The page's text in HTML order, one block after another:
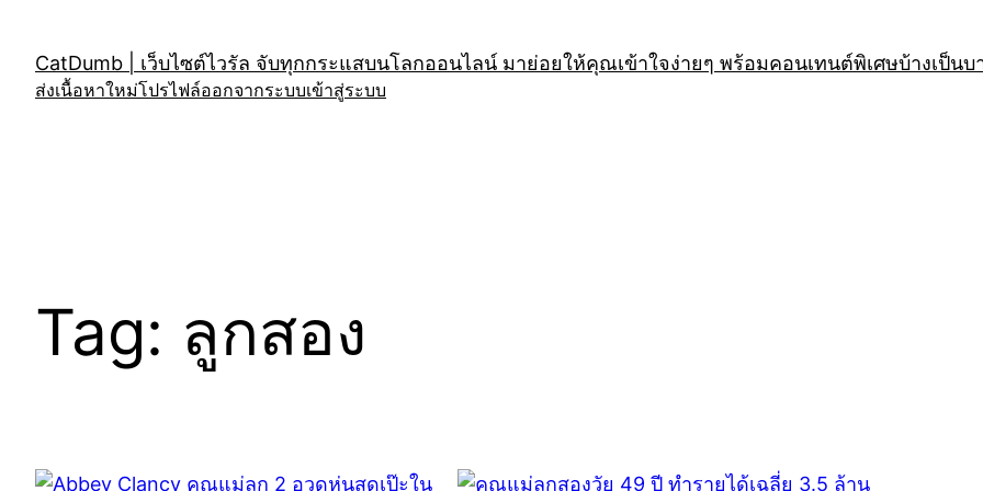
content
CatDumb | เว็บไซต์ไวรัล จับทุกกระแสบนโลกออนไลน์ มาย่อยให้คุณเข้าใจง่ายๆ พร้อมคอนเทนต์พิเศษบ้างเป็นบา
ส่งเนื้อหาใหม่โปรไฟล์ออกจากระบบเข้าสู่ระบบ
Tag: ลูกสอง